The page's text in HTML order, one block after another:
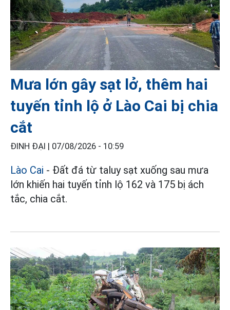
Mưa lớn gây sạt lở, thêm hai
tuyến tỉnh lộ ở Lào Cai bị chia
cắt
ĐINH ĐẠI | 07/08/2026 - 10:59
Lào Cai - Đất đá từ taluy sạt xuống sau mưa
lớn khiến hai tuyến tỉnh lộ 162 và 175 bị ách
tắc, chia cắt.